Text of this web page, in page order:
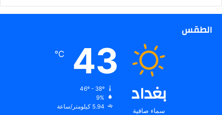
ت
الطقس
بغداد
سماء صافية
43
℃
9%
5.94 كيلومتر/ساعة